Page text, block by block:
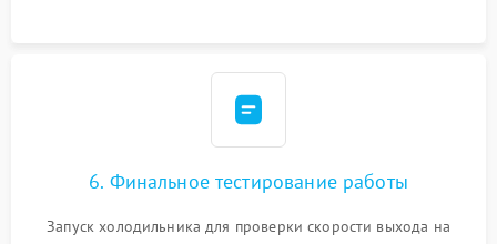
6. Финальное тестирование работы
Запуск холодильника для проверки скорости выхода на